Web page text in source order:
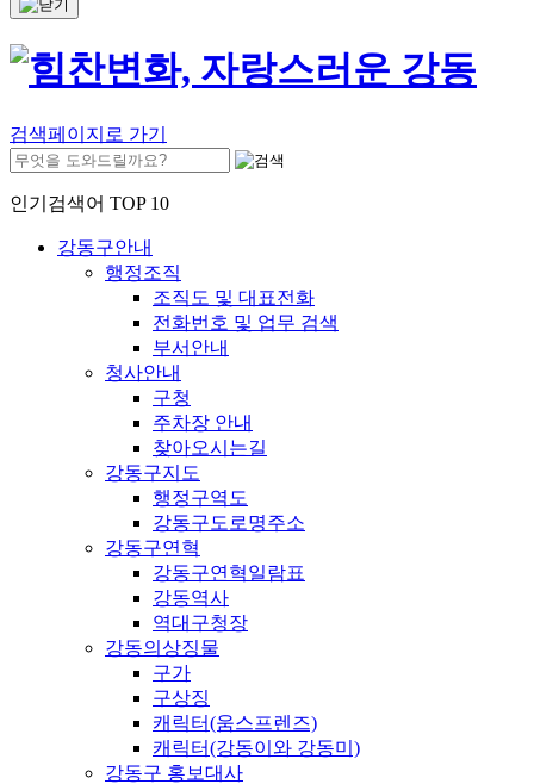
검색페이지로 가기
인기검색어 TOP 10
강동구안내
행정조직
조직도 및 대표전화
전화번호 및 업무 검색
부서안내
청사안내
구청
주차장 안내
찾아오시는길
강동구지도
행정구역도
강동구도로명주소
강동구연혁
강동구연혁일람표
강동역사
역대구청장
강동의상징물
구가
구상징
캐릭터(움스프렌즈)
캐릭터(강동이와 강동미)
강동구 홍보대사